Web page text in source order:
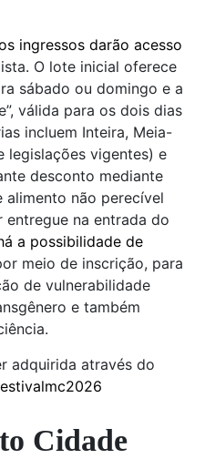
ingressos darão acesso
O lote inicial oferece
sábado ou domingo e a
válida para os dois dias
incluem Inteira, Meia-
legislações vigentes) e
desconto mediante
alimento não perecível
entregue na entrada do
a possibilidade de
meio de inscrição, para
de vulnerabilidade
e também
adquirida através do
Cidade